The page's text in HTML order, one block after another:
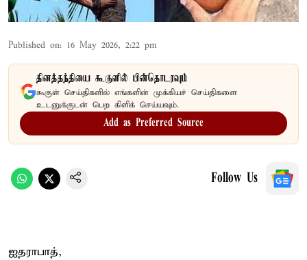
Published on: 16 May 2026, 2:22 pm
தினத்தந்தியை கூகுளில் பின்தொடரவும்
கூகுள் செய்திகளில் எங்களின் முக்கியச் செய்திகளை
உடனுக்குடன் பெற கிளிக் செய்யவும்.
Add as Preferred Source
Follow Us
ஐதராபாத்,